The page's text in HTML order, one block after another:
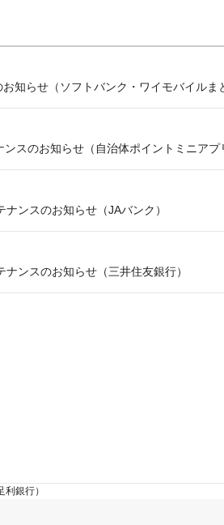
知らせ（ソフトバンク・ワイモバイルま
スのお知らせ（自治体ポイントミニアプ
ンスのお知らせ（JAバンク）
ンスのお知らせ（三井住友銀行）
銀行）